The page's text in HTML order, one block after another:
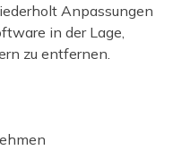
Anpassungen
in der Lage,
zu entfernen.